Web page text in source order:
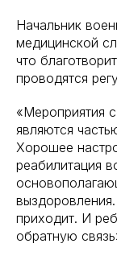
Начальник
медицинской
что
проводятся
«Мероприятия
являются
Хорошее
реабилитация
приходит. И
обратную